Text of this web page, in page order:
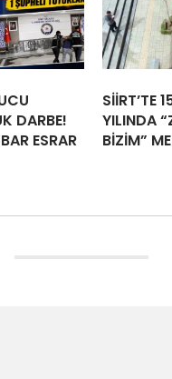
DARBE!
ESRAR
SİİRT’TE
YILINDA
BİZİM”